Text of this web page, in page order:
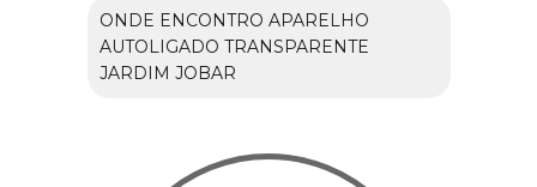
ONDE ENCONTRO APARELHO
AUTOLIGADO TRANSPARENTE
JARDIM JOBAR